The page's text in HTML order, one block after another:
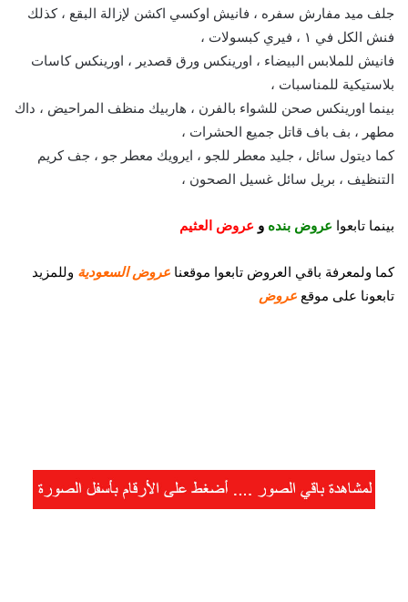
جلف ميد مفارش سفره ، فانيش اوكسي اكشن لإزالة البقع ، كذلك
فنش الكل في ١ ، فيري كبسولات ،
فانيش للملابس البيضاء ، اورينكس ورق قصدير ، اورينكس كاسات
بلاستيكية للمناسبات ،
بينما اورينكس صحن للشواء بالفرن ، هاربيك منظف المراحيض ، داك
مطهر ، بف باف قاتل جميع الحشرات ،
كما ديتول سائل ، جليد معطر للجو ، ايرويك معطر جو ، جف كريم
التنظيف ، بريل سائل غسيل الصحون ،
بينما تابعوا عروض بنده و عروض العثيم
كما ولمعرفة باقي العروض تابعوا موقعنا عروض السعودية وللمزيد
تابعونا على موقع عروض